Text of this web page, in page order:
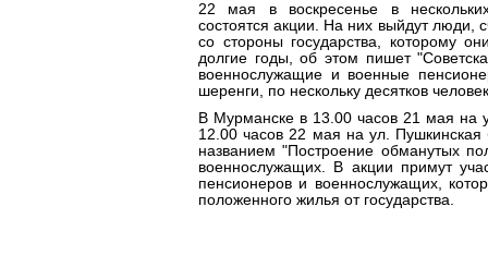
22 мая в воскресенье в
состоятся акции. На них выйдут
со стороны государства, которому
долгие годы, об этом пишет
военнослужащие и военные
шеренги, по нескольку десятков
В Мурманске в 13.00 часов 21 мая на
12.00 часов 22 мая на ул. Пушкинская
названием "Построение обманутых
военнослужащих. В акции примут
пенсионеров и военнослужащих,
положенного жилья от государства.